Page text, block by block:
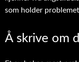
som holder
Å skrive om